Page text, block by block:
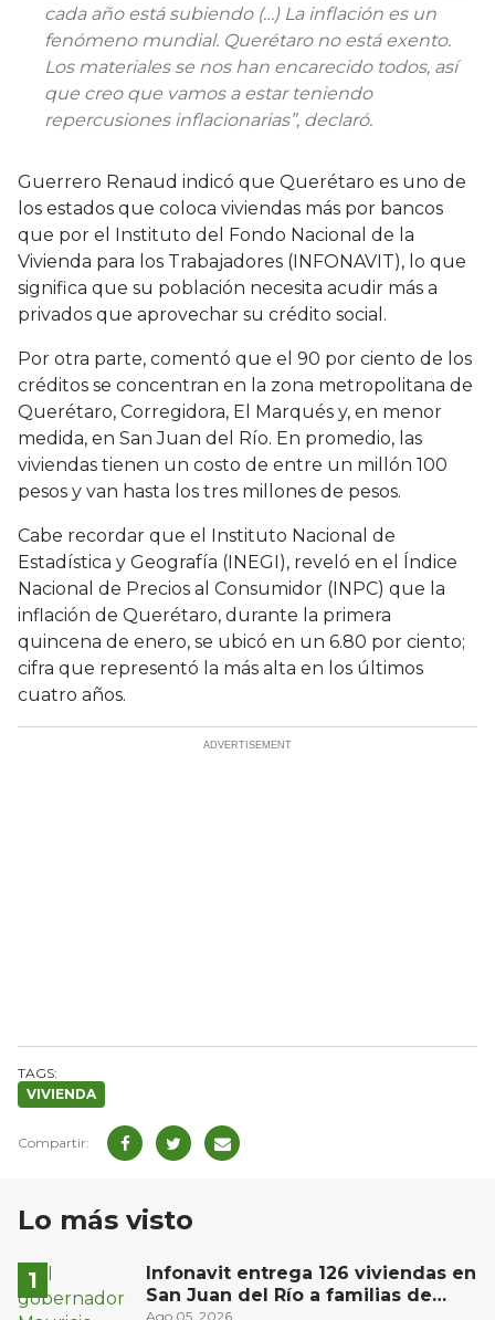
cada año está subiendo (…) La inflación es un
fenómeno mundial. Querétaro no está exento.
Los materiales se nos han encarecido todos, así
que creo que vamos a estar teniendo
repercusiones inflacionarias”, declaró.
Guerrero Renaud indicó que Querétaro es uno de
los estados que coloca viviendas más por bancos
que por el Instituto del Fondo Nacional de la
Vivienda para los Trabajadores (INFONAVIT), lo que
significa que su población necesita acudir más a
privados que aprovechar su crédito social.
Por otra parte, comentó que el 90 por ciento de los
créditos se concentran en la zona metropolitana de
Querétaro, Corregidora, El Marqués y, en menor
medida, en San Juan del Río. En promedio, las
viviendas tienen un costo de entre un millón 100
pesos y van hasta los tres millones de pesos.
Cabe recordar que el Instituto Nacional de
Estadística y Geografía (INEGI), reveló en el Índice
Nacional de Precios al Consumidor (INPC) que la
inflación de Querétaro, durante la primera
quincena de enero, se ubicó en un 6.80 por ciento;
cifra que representó la más alta en los últimos
cuatro años.
VIVIENDA
Lo más visto
Infonavit entrega 126 viviendas en
San Juan del Río a familias de
Ago 05, 2026